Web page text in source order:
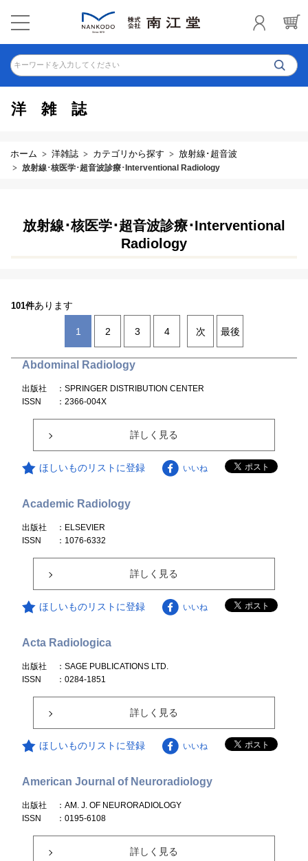
キーワードを入力してください
洋雑誌
ホーム 洋雑誌 カテゴリから探す 放射線･超音波
放射線･核医学･超音波診療･Interventional Radiology
放射線･核医学･超音波診療･Interventional
Radiology
101件あります
1 2 3 4 次 最後
Abdominal Radiology
出版社
：SPRINGER DISTRIBUTION CENTER
ISSN
：2366-004X
詳しく見る
ほしいものリストに登録 いいね
Academic Radiology
出版社
：ELSEVIER
ISSN
：1076-6332
詳しく見る
ほしいものリストに登録 いいね
Acta Radiologica
出版社
：SAGE PUBLICATIONS LTD.
ISSN
：0284-1851
詳しく見る
ほしいものリストに登録 いいね
American Journal of Neuroradiology
出版社
：AM. J. OF NEURORADIOLOGY
ISSN
：0195-6108
詳しく見る